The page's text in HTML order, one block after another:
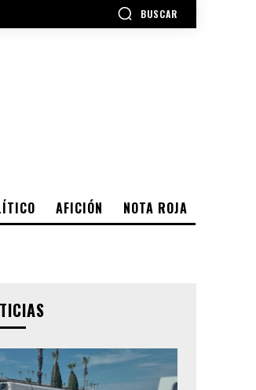
BUSCAR
AFICIÓN NOTA ROJA